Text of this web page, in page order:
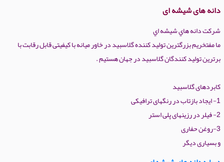
دانه های شیشه ای
شرکت دانه هاي شيشه اي
ما مفتخریم بزرگترین تولید کننده گلاسبید در خاور میانه با کیفیتی قابل رقابت با
برترین تولید کنندگان گلاسبید در جهان هستیم .
کابردهای گلاسبید
1- ایجاد بازتاب در رنگهای ترافیکی
2- فیلر در رزینهای پلی استر
3-روغن حفاری
و بسیاری دیگر